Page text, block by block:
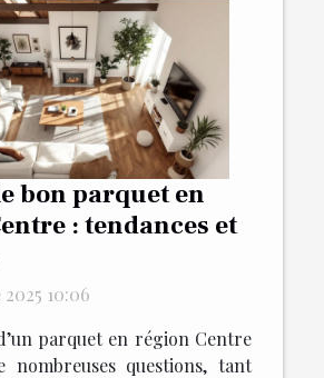
bon parquet en
: tendances et
10:06
parquet en région Centre
nombreuses questions, tant